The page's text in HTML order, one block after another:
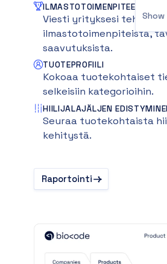
ILMASTOTOIMENPITEET
Viesti yrityksesi
ilmastotoimenpiteistä,
saavutuksista.
TUOTEPROFIILI
Kokoaa tuotekohtaiset
selkeisiin kategorioihin.
HIILIJALAJÄLJEN
Seuraa tuotekohtaista
kehitystä.
Raportointi